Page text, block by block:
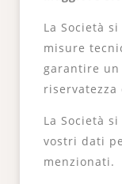
La Società
misure
garantire un
La Società
vostri dati
menzionati.